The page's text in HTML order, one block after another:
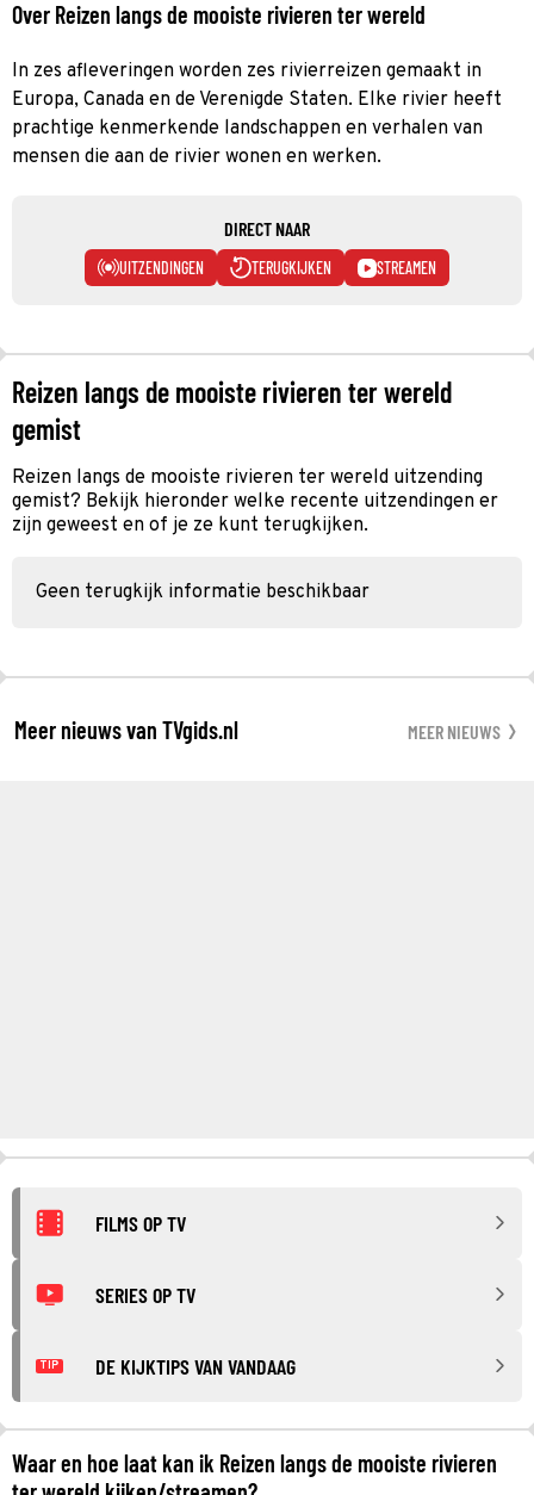
Over Reizen langs de mooiste rivieren ter wereld
In zes afleveringen worden zes rivierreizen gemaakt in
Europa, Canada en de Verenigde Staten. Elke rivier heeft
prachtige kenmerkende landschappen en verhalen van
mensen die aan de rivier wonen en werken.
DIRECT NAAR
UITZENDINGEN TERUGKIJKEN STREAMEN
Reizen langs de mooiste rivieren ter wereld
gemist
Reizen langs de mooiste rivieren ter wereld uitzending
gemist? Bekijk hieronder welke recente uitzendingen er
zijn geweest en of je ze kunt terugkijken.
Geen terugkijk informatie beschikbaar
Meer nieuws van TVgids.nl MEER NIEUWS
FILMS OP TV
SERIES OP TV
TIP DE KIJKTIPS VAN VANDAAG
Waar en hoe laat kan ik Reizen langs de mooiste rivieren